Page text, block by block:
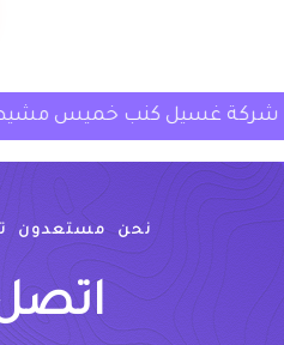
خميس مشيط شركة
نحن مستعدون